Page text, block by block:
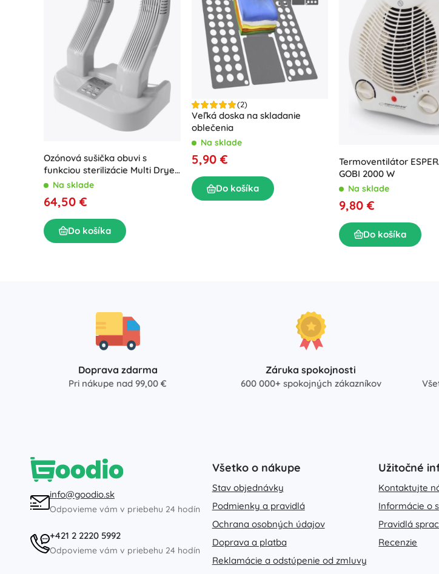
Ozónová sušička obuvi s
funkciou sterilizácie Multi Dryer
Ozone Pro
Na sklade
64,50 €
Do košíka
(2)
Veľká doska na skladanie
oblečenia
Na sklade
5,90 €
Do košíka
Termoventilátor
GOBI 2000 W
Na sklade
9,80 €
Do košíka
Doprava zdarma
Pri nákupe nad 99,00 €
Záruka spokojnosti
600 000+ spokojných zákazníkov
info@goodio.sk
Odpovieme vám v priebehu 24 hodín
+421 2 2220 5992
Odpovieme vám v priebehu 24 hodín
Všetko o nákupe
Stav objednávky
Podmienky a pravidlá
Ochrana osobných údajov
Doprava a platba
Reklamácie a odstúpenie od zmluvy
Užitočné
Kontaktujte
Informácie o
Pravidlá
Recenzie